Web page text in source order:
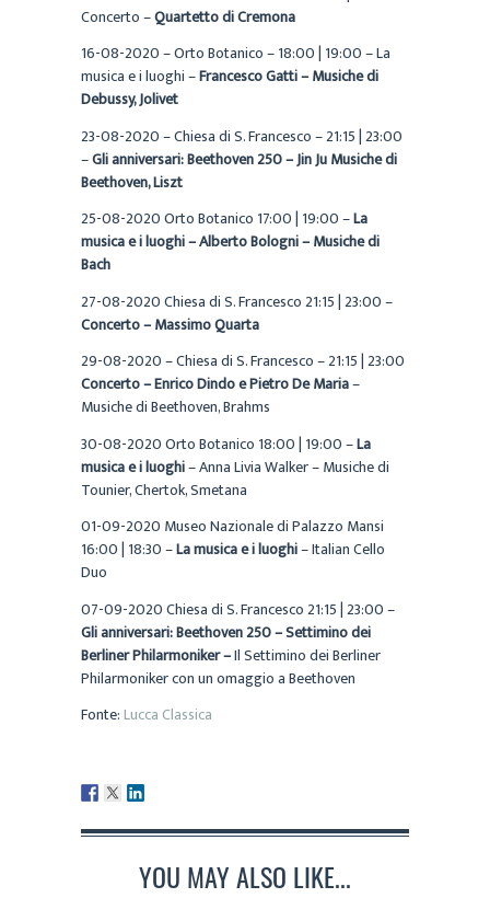
Concerto –Quartetto di Cremona
16-08-2020 – Orto Botanico – 18:00 | 19:00 – La
musica e i luoghi –Francesco Gatti – Musiche di
Debussy, Jolivet
23-08-2020 – Chiesa di S. Francesco – 21:15 | 23:00
–Gli anniversari: Beethoven 250 – Jin Ju Musiche di
Beethoven, Liszt
25-08-2020 Orto Botanico 17:00 | 19:00 –La
musica e i luoghi – Alberto Bologni – Musiche di
Bach
27-08-2020 Chiesa di S. Francesco 21:15 | 23:00 –
Concerto – Massimo Quarta
29-08-2020 – Chiesa di S. Francesco – 21:15 | 23:00
Concerto – Enrico Dindo e Pietro De Maria–
Musiche di Beethoven, Brahms
30-08-2020 Orto Botanico 18:00 | 19:00 –La
musica e i luoghi– Anna Livia Walker – Musiche di
Tounier, Chertok, Smetana
01-09-2020 Museo Nazionale di Palazzo Mansi
16:00 | 18:30 –La musica e i luoghi– Italian Cello
Duo
07-09-2020 Chiesa di S. Francesco 21:15 | 23:00 –
Gli anniversari: Beethoven 250 – Settimino dei
Berliner Philarmoniker –Il Settimino dei Berliner
Philarmoniker con un omaggio a Beethoven
Fonte:Lucca Classica
YOU MAY ALSO LIKE...